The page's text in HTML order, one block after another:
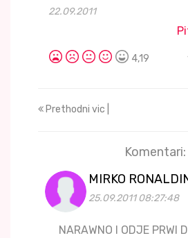
22.09.2011
4,19
Prethodni vic |
Komentari:
MIRKO
25.09.2011 08:27:48
NARAWNO I ODJE PRWI